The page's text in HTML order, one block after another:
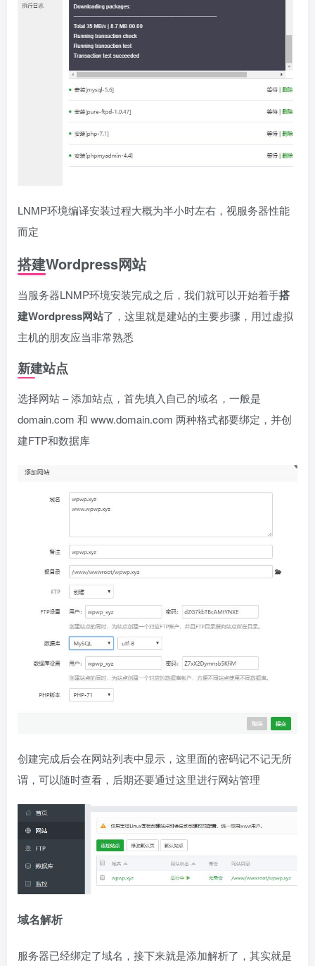
LNMP环境编译安装过程大概为半小时左右，视服务器性能
而定
搭建Wordpress网站
当服务器LNMP环境安装完成之后，我们就可以开始着手搭
建Wordpress网站了，这里就是建站的主要步骤，用过虚拟
主机的朋友应当非常熟悉
新建站点
选择网站 – 添加站点，首先填入自己的域名，一般是
domain.com 和 www.domain.com 两种格式都要绑定，并创
建FTP和数据库
创建完成后会在网站列表中显示，这里面的密码记不记无所
谓，可以随时查看，后期还要通过这里进行网站管理
域名解析
服务器已经绑定了域名，接下来就是添加解析了，其实就是